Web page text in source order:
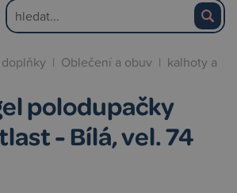
| Oblečení a obuv | kalhoty a
polodupačky
- Bílá, vel. 74